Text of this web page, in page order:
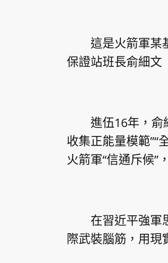
這是火箭軍某基
保證站班長俞細文
進伍16年，俞細
收集正能量模範”“
火箭軍“信通斥候”
在習近平強軍
際武裝腦筋，用現